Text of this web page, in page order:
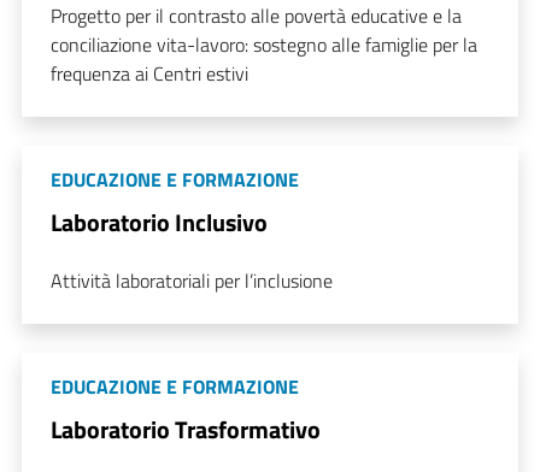
Progetto per il contrasto alle povertà educative e la
conciliazione vita-lavoro: sostegno alle famiglie per la
frequenza ai Centri estivi
EDUCAZIONE E FORMAZIONE
Laboratorio Inclusivo
Attività laboratoriali per l’inclusione
EDUCAZIONE E FORMAZIONE
Laboratorio Trasformativo